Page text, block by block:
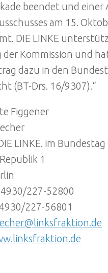
beendet und einer
am 15.
DIE LINKE
der Kommission und
dazu in den
(BT-Drs. 16/9307).“
Figgener
LINKE. im Bundestag
1
227-52800
227-56801